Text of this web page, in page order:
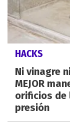
HACKS
Ni vinagre
MEJOR
orificios de
presión